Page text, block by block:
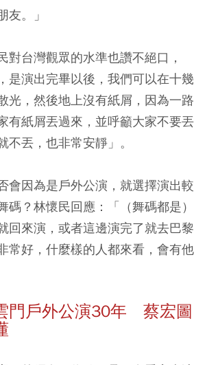
友。」
對台灣觀眾的水準也讚不絕口，
是演出完畢以後，我們可以在十幾
光，然後地上沒有紙屑，因為一路
有紙屑丟過來，並呼籲大家不要丟
不丟，也非常安靜」。
會因為是戶外公演，就選擇演出較
碼？林懷民回應：「（舞碼都是）
回來演，或者這邊演完了就去巴黎
常好，什麼樣的人都來看，會有他
門戶外公演30年 蔡宏圖